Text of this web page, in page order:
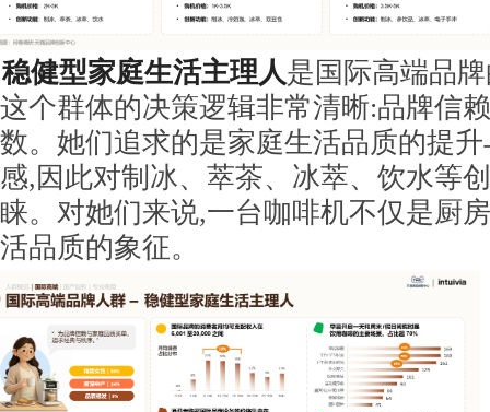
稳健型家庭生活主理人是国际高端品
这个群体的决策逻辑非常清晰:品牌信
数。她们追求的是家庭生活品质的提
感,因此对制冰、萃茶、冰萃、饮水等
睐。对她们来说,一台咖啡机不仅是厨
活品质的象征。